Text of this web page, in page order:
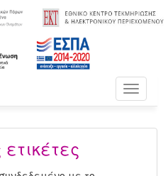
Toggle